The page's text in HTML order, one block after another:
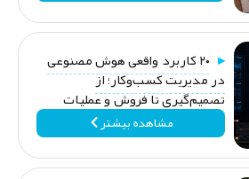
۲۰ کاربرد واقعی هوش مصنوعی
در مدیریت کسب‌وکار؛ از
تصمیم‌گیری تا فروش و عملیات
مشاهده بیشتر